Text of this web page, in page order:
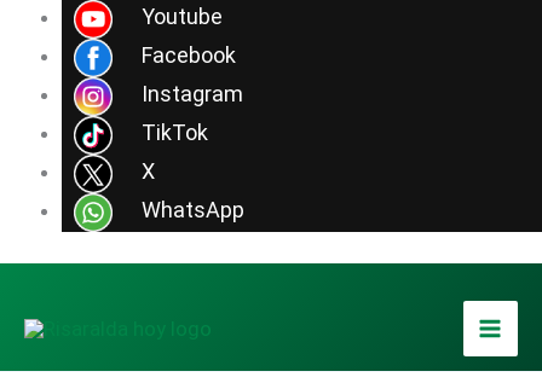
Youtube
Facebook
Instagram
TikTok
X
WhatsApp
contenido